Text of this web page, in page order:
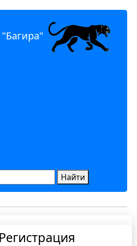
Найти
Регистрация